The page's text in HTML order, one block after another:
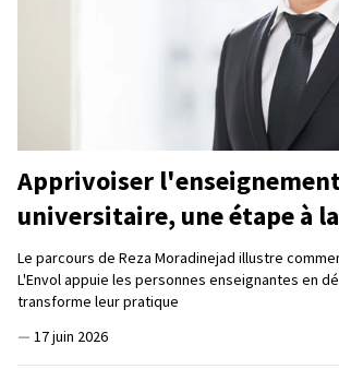
Apprivoiser
universitaire, une étape à
Le parcours de Reza Moradinejad illustre
L'Envol appuie les personnes enseignantes en
transforme leur pratique
— 17 juin 2026